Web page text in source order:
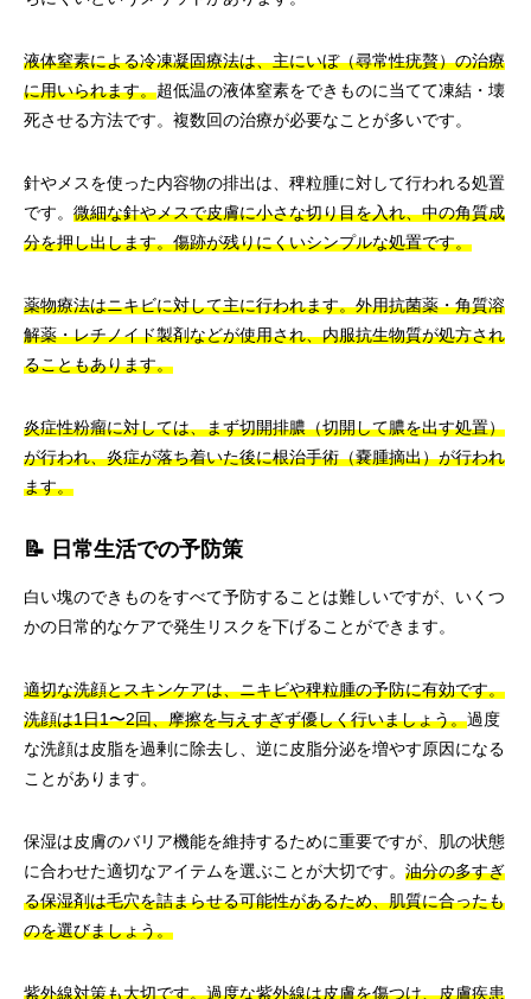
液体窒素による冷凍凝固療法は、主にいぼ（尋常性疣贅）の治療
に用いられます。超低温の液体窒素をできものに当てて凍結・壊
死させる方法です。複数回の治療が必要なことが多いです。
針やメスを使った内容物の排出は、稗粒腫に対して行われる処置
です。 微細な針やメスで皮膚に小さな切り目を入れ、中の角質成
分を押し出します。傷跡が残りにくいシンプルな処置です。
薬物療法はニキビに対して主に行われます。外用抗菌薬・角質溶
解薬・レチノイド製剤などが使用され、内服抗生物質が処方され
ることもあります。
炎症性粉瘤に対しては、まず切開排膿（切開して膿を出す処置）
が行われ、炎症が落ち着いた後に根治手術（嚢腫摘出）が行われ
ます。
📝 日常生活での予防策
白い塊のできものをすべて予防することは難しいですが、いくつ
かの日常的なケアで発生リスクを下げることができます。
適切な洗顔とスキンケアは、ニキビや稗粒腫の予防に有効です。
洗顔は1日1〜2回、摩擦を与えすぎず優しく行いましょう。過度
な洗顔は皮脂を過剰に除去し、逆に皮脂分泌を増やす原因になる
ことがあります。
保湿は皮膚のバリア機能を維持するために重要ですが、肌の状態
に合わせた適切なアイテムを選ぶことが大切です。 油分の多すぎ
る保湿剤は毛穴を詰まらせる可能性があるため、肌質に合ったも
のを選びましょう。
紫外線対策も大切です。過度な紫外線は皮膚を傷つけ、皮膚疾患